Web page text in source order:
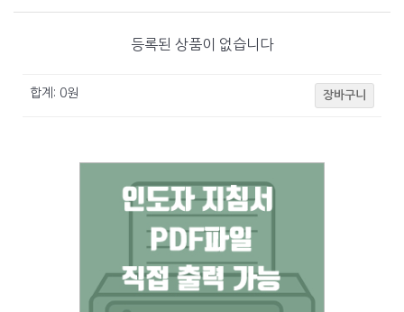
등록된 상품이 없습니다
합계: 0원 장바구니